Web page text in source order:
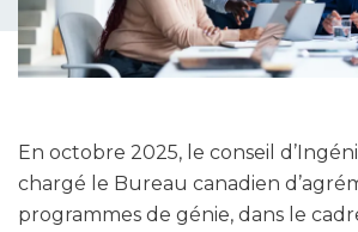
En octobre 2025, le conseil
chargé le Bureau canadien
programmes de génie, dans le